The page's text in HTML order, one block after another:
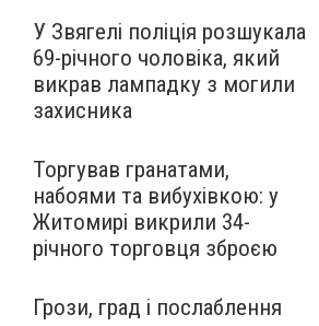
У Звягелі поліція розшукала
69-річного чоловіка, який
викрав лампадку з могили
захисника
Торгував гранатами,
набоями та вибухівкою: у
Житомирі викрили 34-
річного торговця зброєю
Грози, град і послаблення